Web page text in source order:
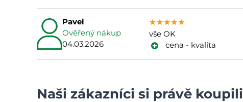
Pavel
Ověřený nákup
04.03.2026
★★★★★
★★★★★
★★★★★
vše OK
cena - kvalita
Naši zákazníci si právě koupili